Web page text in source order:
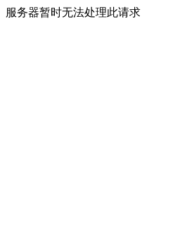
服务器暂时无法处理此请求